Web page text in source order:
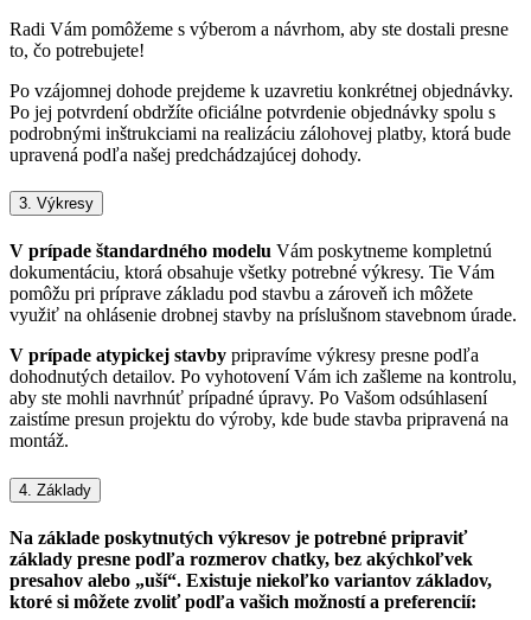
Radi Vám pomôžeme s výberom a návrhom, aby ste dostali presne
to, čo potrebujete!
Po vzájomnej dohode prejdeme k uzavretiu konkrétnej objednávky.
Po jej potvrdení obdržíte oficiálne potvrdenie objednávky spolu s
podrobnými inštrukciami na realizáciu zálohovej platby, ktorá bude
upravená podľa našej predchádzajúcej dohody.
3. Výkresy
V prípade štandardného modelu Vám poskytneme kompletnú
dokumentáciu, ktorá obsahuje všetky potrebné výkresy. Tie Vám
pomôžu pri príprave základu pod stavbu a zároveň ich môžete
využiť na ohlásenie drobnej stavby na príslušnom stavebnom úrade.
V prípade atypickej stavby pripravíme výkresy presne podľa
dohodnutých detailov. Po vyhotovení Vám ich zašleme na kontrolu,
aby ste mohli navrhnúť prípadné úpravy. Po Vašom odsúhlasení
zaistíme presun projektu do výroby, kde bude stavba pripravená na
montáž.
4. Základy
Na základe poskytnutých výkresov je potrebné pripraviť
základy presne podľa rozmerov chatky, bez akýchkoľvek
presahov alebo „uší“. Existuje niekoľko variantov základov,
ktoré si môžete zvoliť podľa vašich možností a preferencií: